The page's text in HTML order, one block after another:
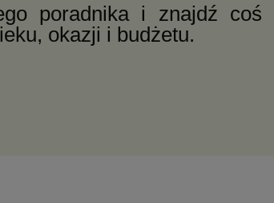
poradnika i znajdź coś
okazji i budżetu.